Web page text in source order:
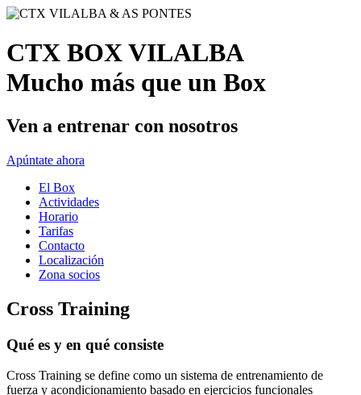
CTX BOX VILALBA
Mucho más que un Box
Ven a entrenar con nosotros
Apúntate ahora
El Box
Actividades
Horario
Tarifas
Contacto
Localización
Zona socios
Cross Training
Qué es y en qué consiste
Cross Training se define como un sistema de entrenamiento de
fuerza y acondicionamiento basado en ejercicios funcionales